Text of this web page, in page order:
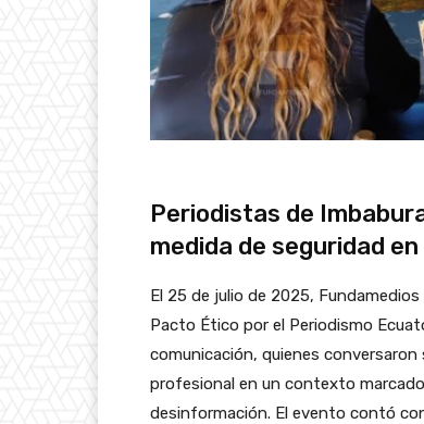
Periodistas de
medida de seguridad
El 25 de julio de 2025,
Pacto Ético por el Periodismo
comunicación, quienes
profesional en un contexto
desinformación. El evento contó